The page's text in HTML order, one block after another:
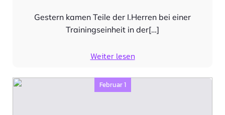
Gestern kamen Teile der I.Herren bei einer
Trainingseinheit in der[…]
Weiter lesen
Februar 1